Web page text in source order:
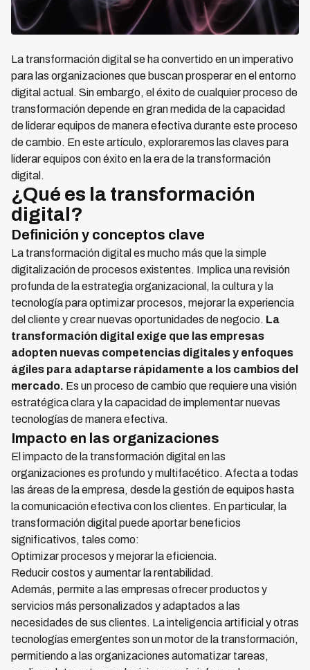
La transformación digital se ha convertido en un imperativo
para las organizaciones que buscan prosperar en el entorno
digital actual. Sin embargo, el éxito de cualquier proceso de
transformación depende en gran medida de la capacidad
de liderar equipos de manera efectiva durante este proceso
de cambio. En este artículo, exploraremos las claves para
liderar equipos con éxito en la era de la transformación
digital.
¿Qué es la transformación
digital?
Definición y conceptos clave
La transformación digital es mucho más que la simple
digitalización de procesos existentes. Implica una revisión
profunda de la estrategia organizacional, la cultura y la
tecnología para optimizar procesos, mejorar la experiencia
del cliente y crear nuevas oportunidades de negocio. La
transformación digital exige que las empresas
adopten nuevas competencias digitales y enfoques
ágiles para adaptarse rápidamente a los cambios del
mercado. Es un proceso de cambio que requiere una visión
estratégica clara y la capacidad de implementar nuevas
tecnologías de manera efectiva.
Impacto en las organizaciones
El impacto de la transformación digital en las
organizaciones es profundo y multifacético. Afecta a todas
las áreas de la empresa, desde la gestión de equipos hasta
la comunicación efectiva con los clientes. En particular, la
transformación digital puede aportar beneficios
significativos, tales como:
Optimizar procesos y mejorar la eficiencia.
Reducir costos y aumentar la rentabilidad.
Además, permite a las empresas ofrecer productos y
servicios más personalizados y adaptados a las
necesidades de sus clientes. La inteligencia artificial y otras
tecnologías emergentes son un motor de la transformación,
permitiendo a las organizaciones automatizar tareas,